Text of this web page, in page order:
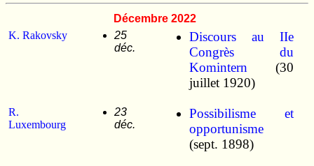
Décembre 2022
K. Rakovsky
25
déc.
Discours au IIe
Congrès du
Komintern (30
juillet 1920)
R.
Luxembourg
23
déc.
Possibilisme et
opportunisme
(sept. 1898)